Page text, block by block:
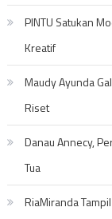
PINTU Satukan
Kreatif
Maudy Ayunda
Riset
Danau Annecy,
Tua
RiaMiranda